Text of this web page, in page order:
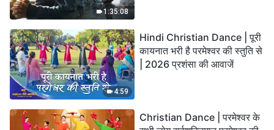
1:35:08
4:59
Hindi Christian Dance | पूरी
कायनात भरी है परमेश्वर की स्तुति से
| 2026 प्रशंसा की आवाजें
Christian Dance | परमेश्वर के